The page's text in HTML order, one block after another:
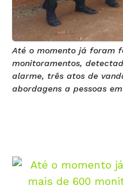
Até o momento já foram
monitoramentos,
alarme, três atos de
abordagens a pessoas